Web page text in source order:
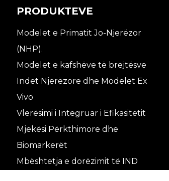
PRODUKTEVE
Modelet e Primatit Jo-Njerëzor
(NHP).
Modelet e kafshëve të brejtësve
Indet Njerëzore dhe Modelet Ex
Vivo
Vlerësimi i Integruar i Efikasitetit
Mjekësi Përkthimore dhe
Biomarkerët
Mbështetja e dorëzimit të IND